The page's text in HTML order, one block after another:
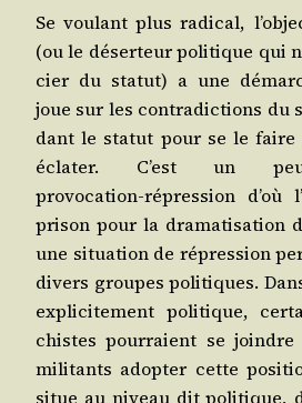
Se vou­lant plus radi­cal,
(ou le déser­teur poli­tique qui
cier du sta­tut) a une
joue sur les contra­dic­tions du
dant le sta­tut pour se le
écla­ter. C’est un
provocation‑répression d’où
pri­son pour la dra­ma­ti­sa­tion
une situa­tion de répres­sion
divers groupes poli­tiques.
expli­ci­te­ment poli­tique,
chistes pour­raient se
mili­tants adop­ter cette
situe au niveau dit poli­tique,